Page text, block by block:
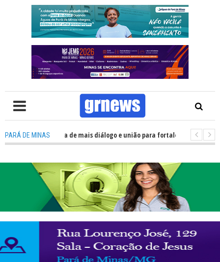
PARÁ DE MINAS
Política precisa de mais diálogo e união para fortalecer Minas e Pará